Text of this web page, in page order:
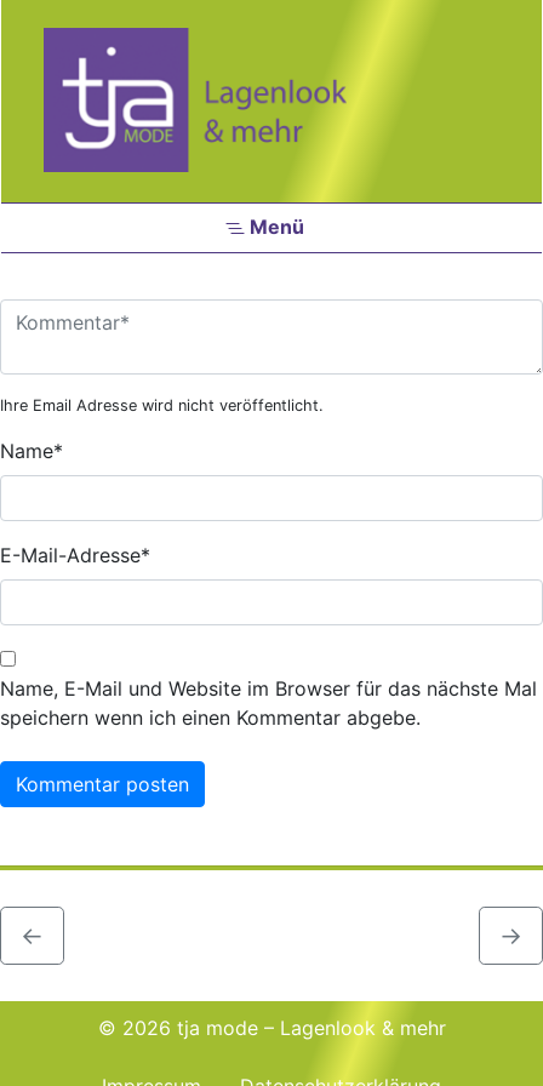
Menü
Ihre Email Adresse wird nicht veröffentlicht.
Name*
E-Mail-Adresse*
Name, E-Mail und Website im Browser für das nächste Mal
speichern wenn ich einen Kommentar abgebe.
← →
© 2026 tja mode – Lagenlook & mehr